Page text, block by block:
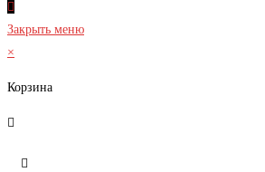
Закрыть меню
×
Корзина